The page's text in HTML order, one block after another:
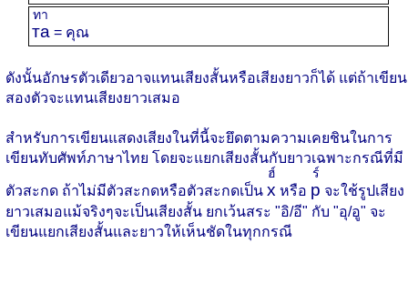
та
ทา
= คุณ
ดังนั้นอักษรตัวเดียวอาจแทนเสียงสั้นหรือเสียงยาวก็ได้ แต่ถ้าเขียน
สองตัวจะแทนเสียงยาวเสมอ
สำหรับการเขียนแสดงเสียงในที่นี้จะยึดตามความเคยชินในการ
เขียนทับศัพท์ภาษาไทย โดยจะแยกเสียงสั้นกับยาวเฉพาะกรณีที่มี
ตัวสะกด ถ้าไม่มีตัวสะกดหรือตัวสะกดเป็น х
ฮ์
หรือ р
ร์
จะใช้รูปเสียง
ยาวเสมอแม้จริงๆจะเป็นเสียงสั้น ยกเว้นสระ "อิ/อี" กับ "อุ/อู" จะ
เขียนแยกเสียงสั้นและยาวให้เห็นชัดในทุกกรณี